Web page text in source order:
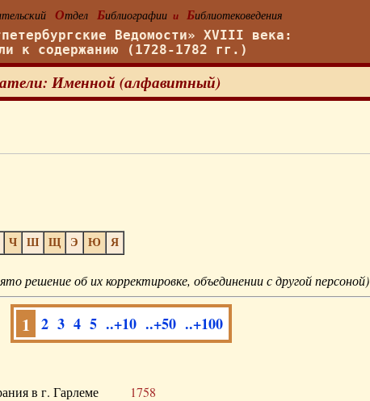
Отдел Библиографии и Библиотековедения
Ведомости» XVIII века:
к содержанию (1728-1782 гг.)
Именной (алфавитный)
Ч Ш Щ Э Ю Я
решение об их корректировке, объединении с другой персоной)
1 2 3 4 5 ..+10 ..+50 ..+100
в г. Гарлеме 1758